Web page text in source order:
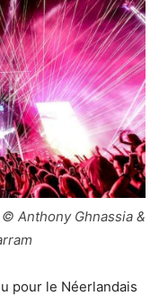
Anthony Ghnassia &
pour le Néerlandais